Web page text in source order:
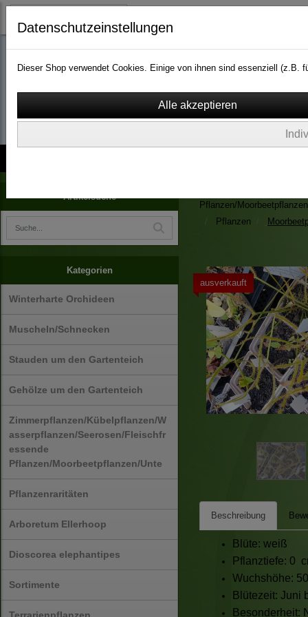
wassergarten-
Artikelsuche
Kategorien
Winterharte Orchideen
Muscheln/Schnecken
Stauden um den Gartenteich
Gehölze um den Gartenteich
Zimmerpflanzen/Kübelpflanzen/W
asserpflanzen/Seerosen/Fleischfr
essende
Pflanzen/Moorbeetpflanzen/Unte
Pflanzenraritäten
Arboretum Ellerhoop
Dioscorea elephantipes
Sortimente
Pflanzen/
Pflanzen
ausverkauft
Beschreibung
Blüte: weiß
Pflanztiefe: 0
Wuchshöhe:
Blütezeit: Juni
Besonderheit:
Datenschutzeinstellungen
Dieser Shop verwendet Cookies. Einige von ihnen sind essenziell (z.B.